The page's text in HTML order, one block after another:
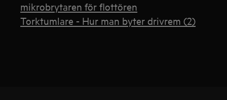
mikrobrytaren för flottören
Torktumlare - Hur man byter drivrem (2)